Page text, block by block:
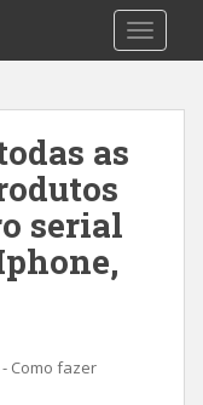
as
serial
Como fazer